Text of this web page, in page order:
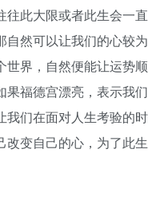
此大限或者此生会一
然可以让我们的心较
界，自然便能让运势
福德宫漂亮，表示我
们在面对人生考验的
变自己的心，为了此